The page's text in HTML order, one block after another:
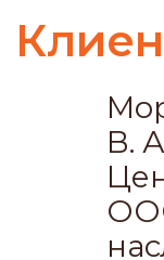
В рамках спора
"Дипстройсервис"
признать
внеочередного
от 20.10.2022 года, в
его инициативе был
о банкротстве